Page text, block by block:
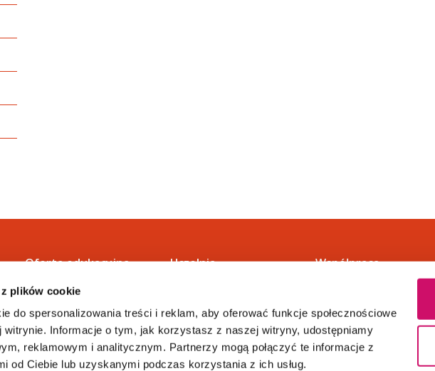
plików cookie
do spersonalizowania treści i reklam, aby oferować funkcje społecznościowe
witrynie. Informacje o tym, jak korzystasz z naszej witryny, udostępniamy
reklamowym i analitycznym. Partnerzy mogą połączyć te informacje z
od Ciebie lub uzyskanymi podczas korzystania z ich usług.
Oferta edukacyjna
Studia I stopnia
Studia II stopnia
Jednolite magisterskie
Studia podyplomowe
Studia MBA
Uczelnia
Władze
Baza dydaktyczna
Biblioteka
Business School
Współpraca
Partnerzy
Patronaty
Dla mediów